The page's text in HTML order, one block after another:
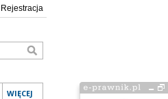
Rejestracja
WIĘCEJ